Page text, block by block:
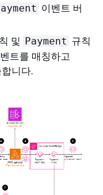
이벤트 버
및 Payment 규칙
트를 매칭하고
니다.